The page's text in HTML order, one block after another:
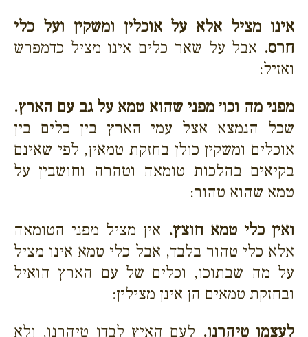
אינו מציל אלא על אוכלין ומשקין ועל כלי
חרס. אבל על שאר כלים אינו מציל כדמפרש
ואזיל:
מפני מה וכו׳ מפני שהוא טמא על גב עם הארץ.
שכל הנמצא אצל עמי הארץ בין כלים בין
אוכלים ומשקין כולן בחזקת טמאין, לפי שאינם
בקיאים בהלכות טומאה וטהרה וחושבין על
טמא שהוא טהור:
ואין כלי טמא חוצץ. אין מציל מפני הטומאה
אלא כלי טהור בלבד, אבל כלי טמא אינו מציל
על מה שבתוכו, וכלים של עם הארץ הואיל
ובחזקת טמאים הן אינן מצילין:
לעצמו טיהרנו. לעם האיץ לבדו טיהרנו, ולא